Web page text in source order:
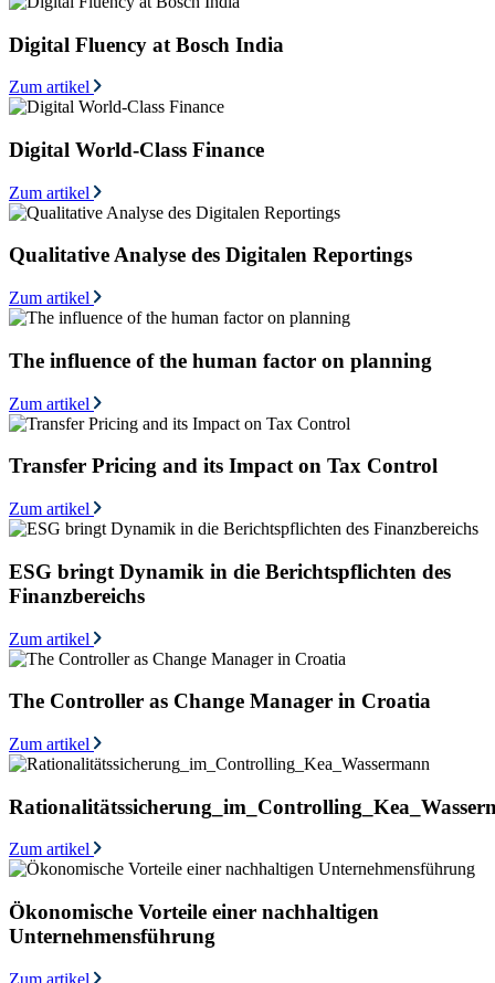
Digital Fluency at Bosch India
Zum artikel
Digital World-Class Finance
Zum artikel
Qualitative Analyse des Digitalen Reportings
Zum artikel
The influence of the human factor on planning
Zum artikel
Transfer Pricing and its Impact on Tax Control
Zum artikel
ESG bringt Dynamik in die Berichtspflichten des
Finanzbereichs
Zum artikel
The Controller as Change Manager in Croatia
Zum artikel
Zum artikel
Ökonomische Vorteile einer nachhaltigen
Unternehmensführung
Zum artikel